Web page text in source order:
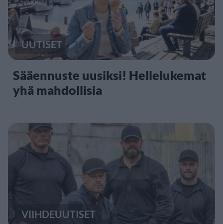
UUTISET
Sääennuste uusiksi! Hellelukemat
yhä mahdollisia
VIIHDEUUTISET